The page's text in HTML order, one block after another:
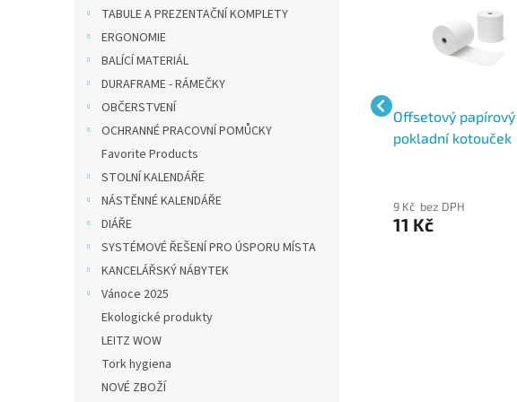
TABULE A PREZENTAČNÍ KOMPLETY
ERGONOMIE
BALÍCÍ MATERIÁL
DURAFRAME - RÁMEČKY
OBČERSTVENÍ
OCHRANNÉ PRACOVNÍ POMŮCKY
Favorite Products
STOLNÍ KALENDÁŘE
NÁSTĚNNÉ KALENDÁŘE
DIÁŘE
SYSTÉMOVÉ ŘEŠENÍ PRO ÚSPORU MÍSTA
KANCELÁŘSKÝ NÁBYTEK
Vánoce 2025
Ekologické produkty
LEITZ WOW
Tork hygiena
NOVÉ ZBOŽÍ
Termo pokladní
kotouček 57/40/12
(návin 18m) BPA free -
celý karton
5 Kč bez DPH
kotouček 57/50/12
7 Kč bez DPH
Offsetový papírový
pokladní kotouček
9 Kč bez DPH
11 Kč